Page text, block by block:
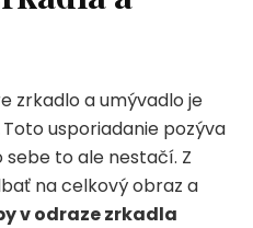
zrkadlo a umývadlo je
Toto usporiadanie pozýva
sebe to ale nestačí. Z
na celkový obraz a
v odraze zrkadla